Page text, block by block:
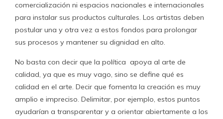
comercialización ni espacios nacionales e internacionales
para instalar sus productos culturales. Los artistas deben
postular una y otra vez a estos fondos para prolongar
sus procesos y mantener su dignidad en alto.
No basta con decir que la política apoya al arte de
calidad, ya que es muy vago, sino se define qué es
calidad en el arte. Decir que fomenta la creación es muy
amplio e impreciso. Delimitar, por ejemplo, estos puntos
ayudarían a transparentar y a orientar abiertamente a los